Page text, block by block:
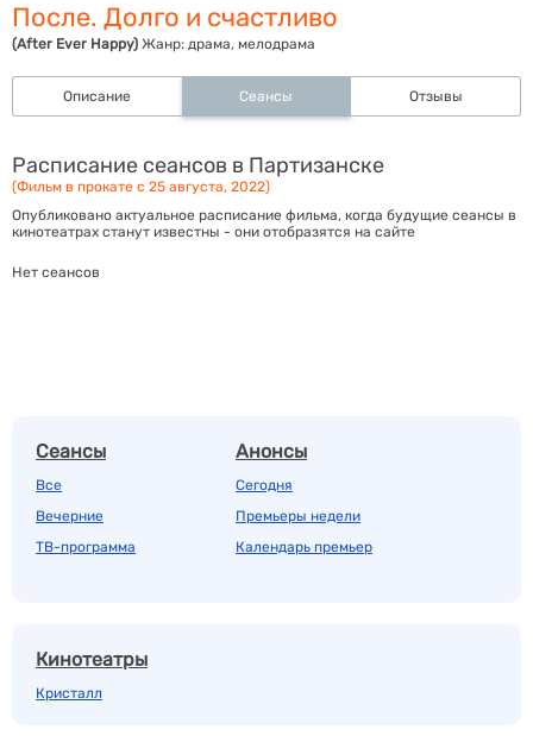
После. Долго и счастливо
(After Ever Happy) Жанр: драма, мелодрама
Описание Сеансы Отзывы
Расписание сеансов в Партизанске
(Фильм в прокате с 25 августа, 2022)
Опубликовано актуальное расписание фильма, когда будущие сеансы в
кинотеатрах станут известны - они отобразятся на сайте
Нет сеансов
Сеансы
Все
Вечерние
ТВ-программа
Анонсы
Сегодня
Премьеры недели
Календарь премьер
Кинотеатры
Кристалл